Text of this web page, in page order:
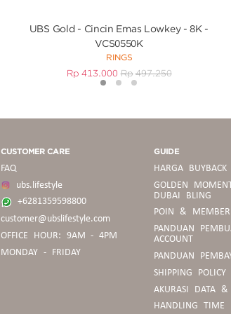
UBS Gold - Cincin Emas Lowkey - 8K -
VCS0550K
RINGS
Rp 413.000 Rp 497.250
CUSTOMER CARE
FAQ
ubs.lifestyle
+6281359598800
customer@ubslifestyle.com
OFFICE HOUR: 9AM - 4PM
MONDAY - FRIDAY
GUIDE
HARGA
GOLDEN
DUBAI BLING
POIN & MEMBER
PANDUAN
BELANJA
PANDUAN
ACCOUNT
PANDUAN
SHIPPING POLICY
PEDOMAN
BUYBACK
AKURASI DATA &
HANDLING TIME